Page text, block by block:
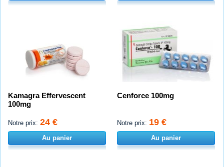
Kamagra Effervescent
100mg
Notre prix: 24 €
Au panier
Cenforce 100mg
Notre prix: 19 €
Au panier